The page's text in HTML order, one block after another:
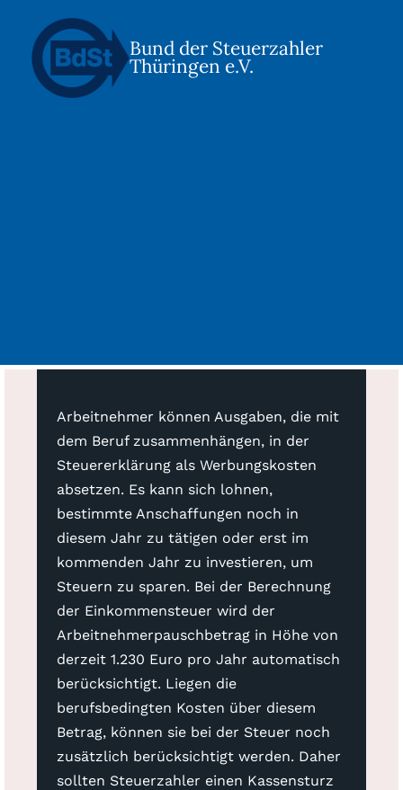
Bund der Steuerzahler
Thüringen e.V.
Arbeitnehmer können Ausgaben, die mit
dem Beruf zusammenhängen, in der
Steuererklärung als Werbungskosten
absetzen. Es kann sich lohnen,
bestimmte Anschaffungen noch in
diesem Jahr zu tätigen oder erst im
kommenden Jahr zu investieren, um
Steuern zu sparen. Bei der Berechnung
der Einkommensteuer wird der
Arbeitnehmerpauschbetrag in Höhe von
derzeit 1.230 Euro pro Jahr automatisch
berücksichtigt. Liegen die
berufsbedingten Kosten über diesem
Betrag, können sie bei der Steuer noch
zusätzlich berücksichtigt werden. Daher
sollten Steuerzahler einen Kassensturz